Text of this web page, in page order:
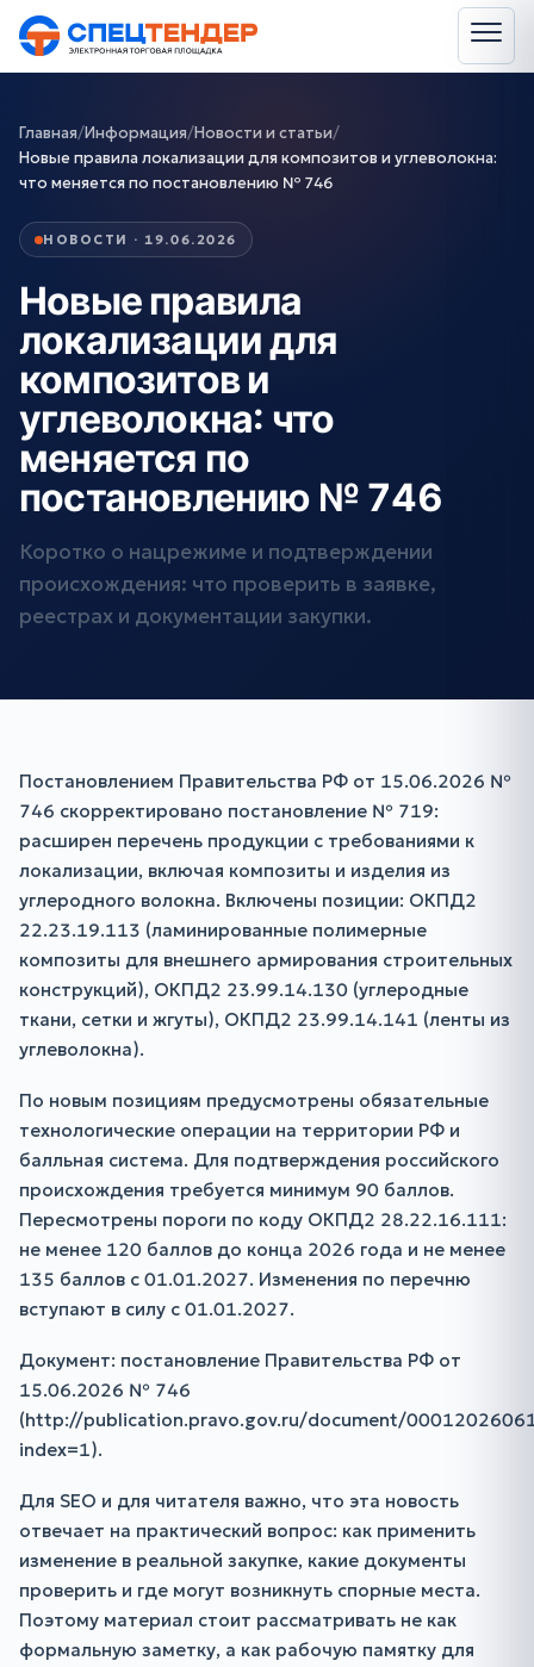
Главная/Информация/Новости и статьи/
Новые правила локализации для композитов и углеволокна:
что меняется по постановлению № 746
НОВОСТИ · 19.06.2026
Новые правила
локализации для
композитов и
углеволокна: что
меняется по
постановлению № 746
Коротко о нацрежиме и подтверждении
происхождения: что проверить в заявке,
реестрах и документации закупки.
Постановлением Правительства РФ от 15.06.2026 №
746 скорректировано постановление № 719:
расширен перечень продукции с требованиями к
локализации, включая композиты и изделия из
углеродного волокна. Включены позиции: ОКПД2
22.23.19.113 (ламинированные полимерные
композиты для внешнего армирования строительных
конструкций), ОКПД2 23.99.14.130 (углеродные
ткани, сетки и жгуты), ОКПД2 23.99.14.141 (ленты из
углеволокна).
По новым позициям предусмотрены обязательные
технологические операции на территории РФ и
балльная система. Для подтверждения российского
происхождения требуется минимум 90 баллов.
Пересмотрены пороги по коду ОКПД2 28.22.16.111:
не менее 120 баллов до конца 2026 года и не менее
135 баллов с 01.01.2027. Изменения по перечню
вступают в силу с 01.01.2027.
Документ: постановление Правительства РФ от
15.06.2026 № 746
(http://publication.pravo.gov.ru/document/
index=1).
Для SEO и для читателя важно, что эта новость
отвечает на практический вопрос: как применить
изменение в реальной закупке, какие документы
проверить и где могут возникнуть спорные места.
Поэтому материал стоит рассматривать не как
формальную заметку, а как рабочую памятку для